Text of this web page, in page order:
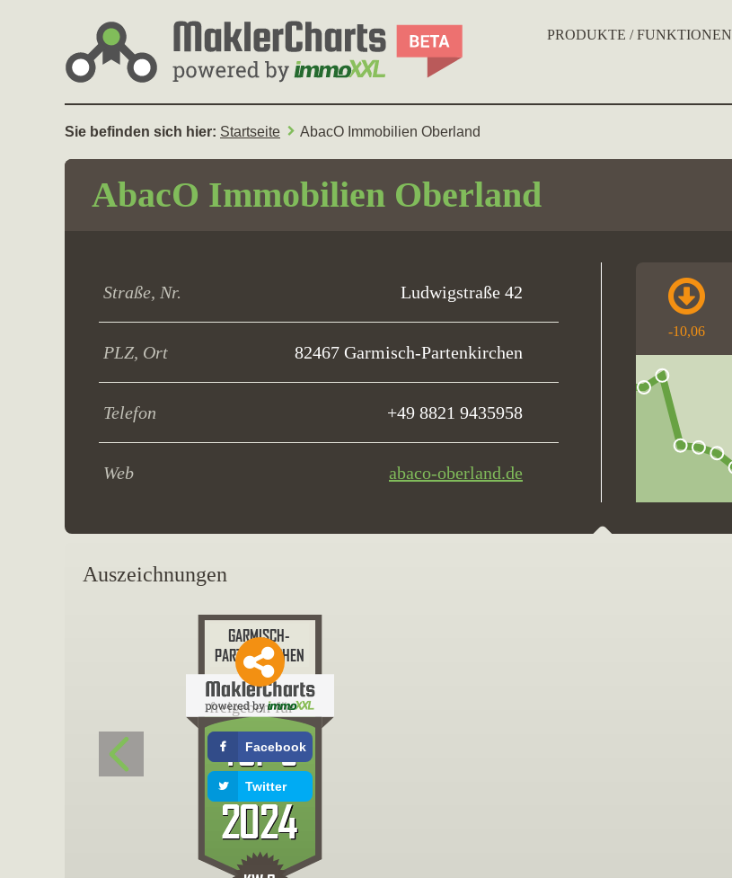
PRODUKTE / FUNKTIONEN
Sie befinden sich hier: Startseite AbacO Immobilien Oberland
AbacO Immobilien Oberland
Straße, Nr. Ludwigstraße 42
PLZ, Ort 82467 Garmisch-Partenkirchen
Telefon +49 8821 9435958
Web abaco-oberland.de
-10,06
Auszeichnungen
freigeben für
Facebook
Twitter